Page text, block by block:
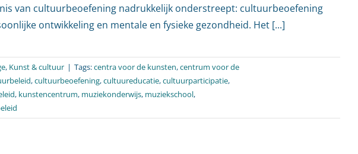
van cultuurbeoefening nadrukkelijk onderstreept: cultuurbeoefening
ontwikkeling en mentale en fysieke gezondheid. Het [...]
, Kunst & cultuur | Tags:centra voor de kunsten,centrum voor de
,cultuurbeoefening,cultuureducatie,cultuurparticipatie,
, kunstencentrum, muziekonderwijs, muziekschool,